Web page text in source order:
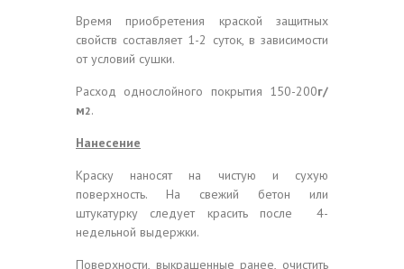
Время приобретения краской защитных
свойств составляет 1-2 суток, в зависимости
от условий сушки.
Расход однослойного покрытия 150-200г/
м2.
Нанесение
Краску наносят на чистую и сухую
поверхность. На свежий бетон или
штукатурку следует красить после 4-
недельной выдержки.
Поверхности, выкрашенные ранее, очистить